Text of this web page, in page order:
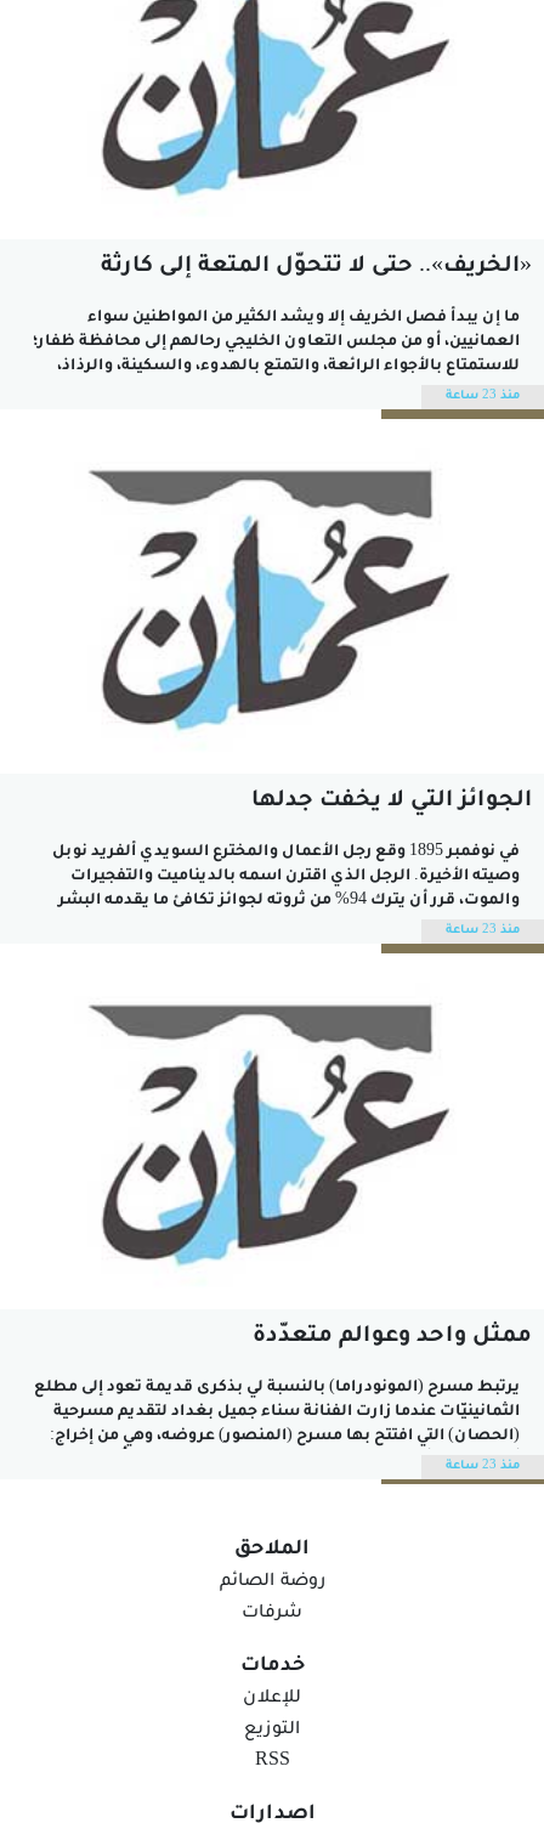
«الخريف».. حتى لا تتحوّل المتعة إلى كارثة
ما إن يبدأ فصل الخريف إلا ويشد الكثير من المواطنين سواء
العمانيين، أو من مجلس التعاون الخليجي رحالهم إلى محافظة ظفار؛
للاستمتاع بالأجواء الرائعة، والتمتع بالهدوء، والسكينة، والرذاذ،
والخضرة، والجَمال، ومظاهر الحياة البسيطة والهادئة، والتي قد
تفتقدها الكثير من الأماكن السياحية في العالم.ووسط هذا الجو
منذ 23 ساعة
الجوائز التي لا يخفت جدلها
في نوفمبر 1895 وقع رجل الأعمال والمخترع السويدي ألفريد نوبل
وصيته الأخيرة. الرجل الذي اقترن اسمه بالديناميت والتفجيرات
والموت، قرر أن يترك 94% من ثروته لجوائز تكافئ ما يقدمه البشر
لحيواتهم. يعرف الجميع اليوم عقدة الذنب التي جعلته يختار السلام
موضوعاً للجائزة الأشهر بعد أن وجد اختراعه الذي أراد به...
منذ 23 ساعة
ممثّل واحد وعوالم متعدّدة
يرتبط مسرح (المونودراما) بالنسبة لي بذكرى قديمة تعود إلى مطلع
الثمانينيّات عندما زارت الفنانة سناء جميل بغداد لتقديم مسرحية
(الحصان) التي افتتح بها مسرح (المنصور) عروضه، وهي من إخراج:
بنسخة من نصّ المسرحيّة منشورة بطبعة شعبية، ومن...
منذ 23 ساعة
الملاحق
روضة الصائم
شرفات
خدمات
للإعلان
التوزيع
RSS
اصدارات